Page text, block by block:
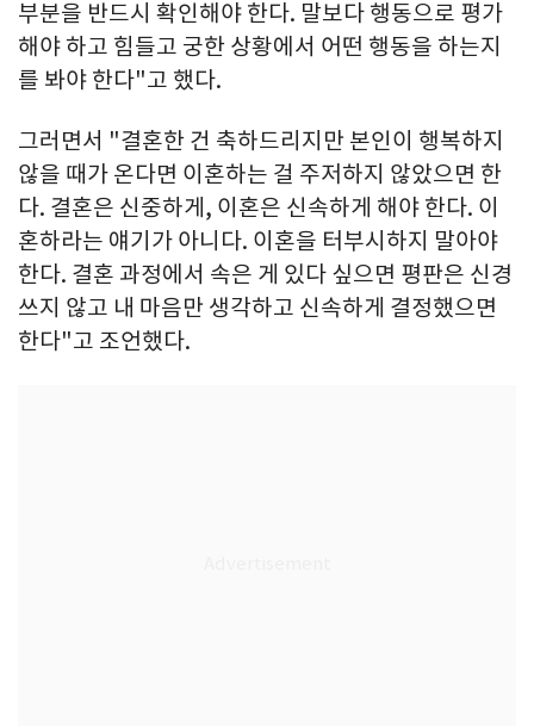
부분을 반드시 확인해야 한다. 말보다 행동으로 평가
해야 하고 힘들고 궁한 상황에서 어떤 행동을 하는지
를 봐야 한다"고 했다.
그러면서 "결혼한 건 축하드리지만 본인이 행복하지
않을 때가 온다면 이혼하는 걸 주저하지 않았으면 한
다. 결혼은 신중하게, 이혼은 신속하게 해야 한다. 이
혼하라는 얘기가 아니다. 이혼을 터부시하지 말아야
한다. 결혼 과정에서 속은 게 있다 싶으면 평판은 신경
쓰지 않고 내 마음만 생각하고 신속하게 결정했으면
한다"고 조언했다.